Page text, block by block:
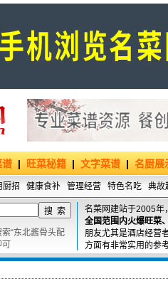
谱|旺菜秘籍|文字菜谱|名厨展
厨招 健康食补 管理经营 特色名吃 典故
“东北酱骨头配
名菜网建站于2005年
全国范围内火爆旺菜
朋友尤其是酒店经营
方面有非常实用的参